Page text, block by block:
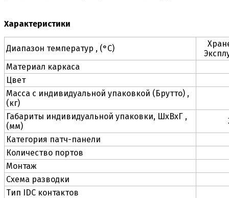
Характеристики
Диапазон температур , (°C)
Материал каркаса
Цвет
Масса с индивидуальной упаковкой (Брутто) ,
(кг)
Габариты индивидуальной упаковки, ШхВхГ ,
(мм)
Категория патч-панели
Количество портов
Монтаж
Схема разводки
Тип IDC контактов